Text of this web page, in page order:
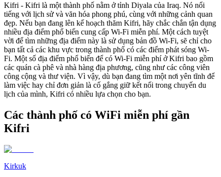
Kifri - Kifri là một thành phố nằm ở tỉnh Diyala của Iraq. Nó nổi
tiếng với lịch sử và văn hóa phong phú, cùng với những cảnh quan
đẹp. Nếu bạn đang lên kế hoạch thăm Kifri, hãy chắc chắn tận dụng
nhiều địa điểm phổ biến cung cấp Wi-Fi miễn phí. Một cách tuyệt
vời để tìm những địa điểm này là sử dụng bản đồ Wi-Fi, sẽ chỉ cho
bạn tất cả các khu vực trong thành phố có các điểm phát sóng Wi-
Fi. Một số địa điểm phổ biến để có Wi-Fi miễn phí ở Kifri bao gồm
các quán cà phê và nhà hàng địa phương, cũng như các công viên
công cộng và thư viện. Vì vậy, dù bạn đang tìm một nơi yên tĩnh để
làm việc hay chỉ đơn giản là cố gắng giữ kết nối trong chuyến du
lịch của mình, Kifri có nhiều lựa chọn cho bạn.
Các thành phố có WiFi miễn phí gần
Kifri
Kirkuk